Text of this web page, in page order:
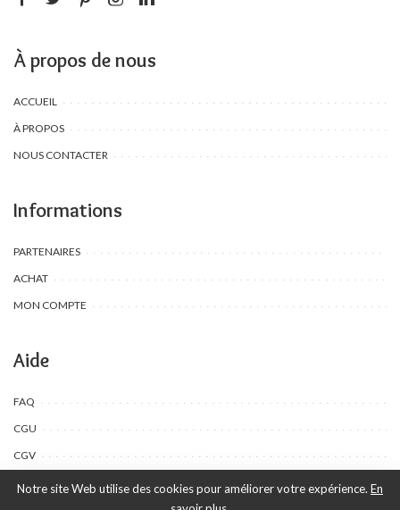
À propos de nous
ACCUEIL
À PROPOS
NOUS CONTACTER
Informations
PARTENAIRES
ACHAT
MON COMPTE
Aide
FAQ
CGU
CGV
Notre site Web utilise des cookies pour améliorer votre expérience. En